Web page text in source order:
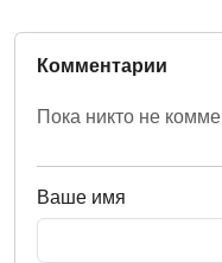
Комментарии
Пока никто не
Ваше имя